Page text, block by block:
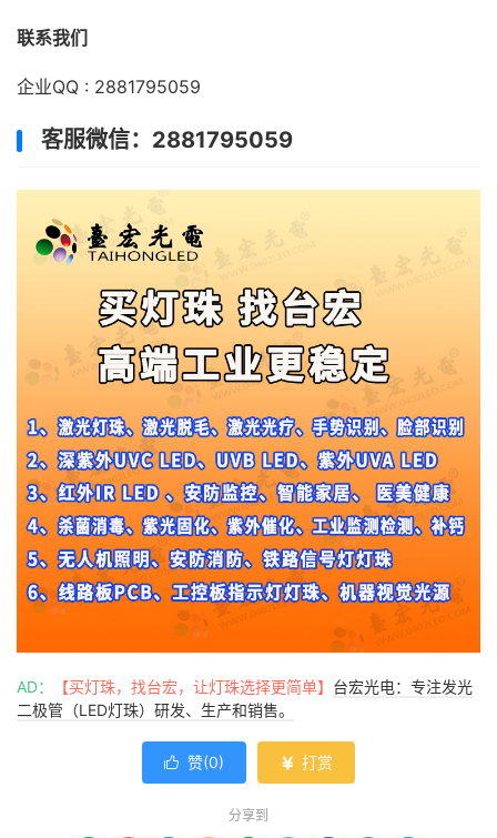
联系我们
企业QQ : 2881795059
客服微信：2881795059
AD： 【买灯珠，找台宏，让灯珠选择更简单】 台宏光电：专注发光
二极管（LED灯珠）研发、生产和销售。
 赞(0)  打赏
分享到